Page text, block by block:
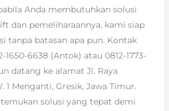
Anda membutuhkan solusi
dan pemeliharaannya, kami siap
tanpa batasan apa pun. Kontak
1650-6638 (Antok) atau 0812-1773-
datang ke alamat Jl. Raya
1 Menganti, Gresik, Jawa Timur.
solusi yang tepat demi